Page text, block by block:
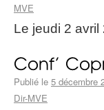
MVE
Le jeudi 2 avril
Publié le 5 décembre
Dir-MVE